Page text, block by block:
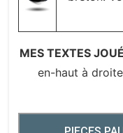
MES TEXTES
en-haut à